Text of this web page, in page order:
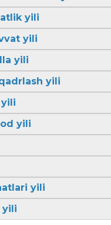
yili
yili
yili
yili
yili
yili
yili
yili